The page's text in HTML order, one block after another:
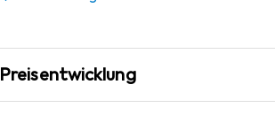
Preisentwicklung